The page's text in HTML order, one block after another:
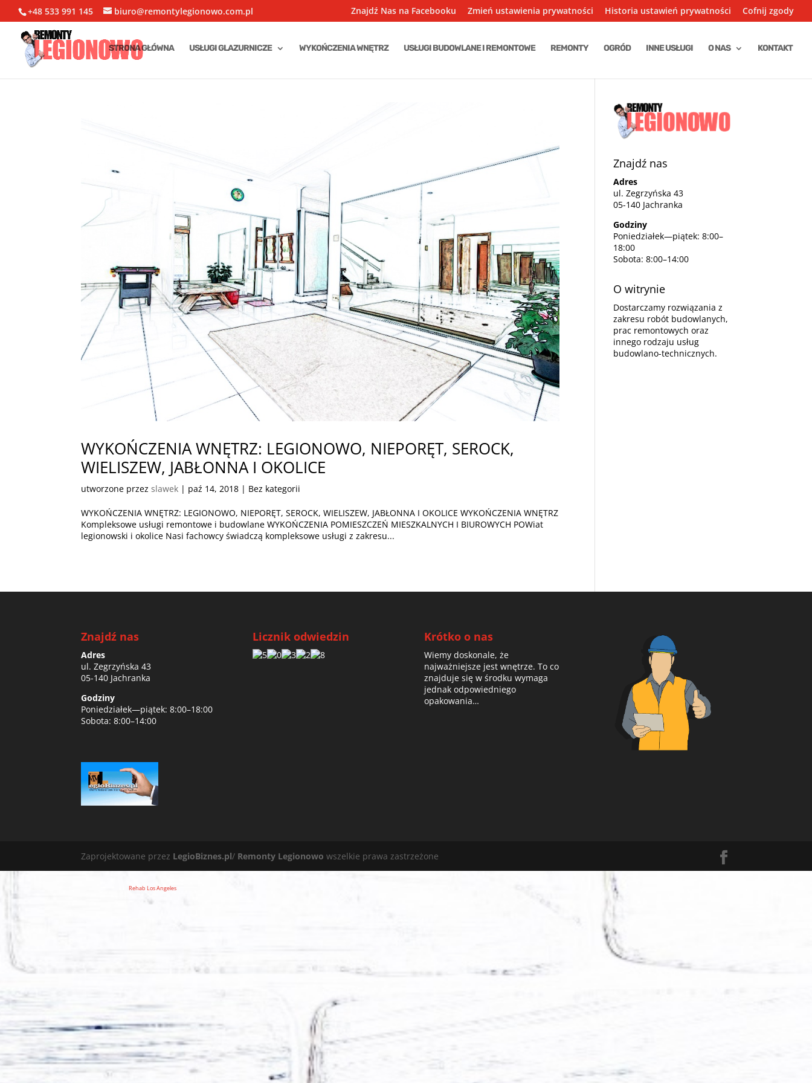
+48 533 991 145 biuro@remontylegionowo.com.pl Znajdź Nas na Facebooku Zmień ustawienia prywatności Historia ustawień prywatności Cofnij zgody
STRONA GŁÓWNA USŁUGI GLAZURNICZE WYKOŃCZENIA WNĘTRZ USŁUGI BUDOWLANE I REMONTOWE REMONTY OGRÓD INNE USŁUGI O NAS KONTAKT
WYKOŃCZENIA WNĘTRZ: LEGIONOWO, NIEPORĘT, SEROCK,
WIELISZEW, JABŁONNA I OKOLICE
utworzone przezslawek | paź 14, 2018 | Bez kategorii
WYKOŃCZENIA WNĘTRZ: LEGIONOWO, NIEPORĘT, SEROCK, WIELISZEW, JABŁONNA I OKOLICE WYKOŃCZENIA WNĘTRZ
Kompleksowe usługi remontowe i budowlane WYKOŃCZENIA POMIESZCZEŃ MIESZKALNYCH I BIUROWYCH POWiat
legionowski i okolice Nasi fachowcy świadczą kompleksowe usługi z zakresu...
Znajdź nas
Adres
ul. Zegrzyńska 43
05-140 Jachranka
Godziny
Poniedziałek—piątek: 8:00–
18:00
Sobota: 8:00–14:00
O witrynie
Dostarczamy rozwiązania z
zakresu robót budowlanych,
prac remontowych oraz
innego rodzaju usług
budowlano-technicznych.
Znajdź nas
Adres
ul. Zegrzyńska 43
05-140 Jachranka
Godziny
Poniedziałek—piątek: 8:00–18:00
Sobota: 8:00–14:00
Licznik odwiedzin Krótko o nas
Wiemy doskonale, że
najważniejsze jest wnętrze. To co
znajduje się w środku wymaga
jednak odpowiedniego
opakowania…
Zaprojektowane przez LegioBiznes.pl/ Remonty Legionowo wszelkie prawa zastrzeżone
Rehab Los Angeles